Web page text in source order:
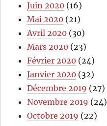
Juin 2020 (16)
Mai 2020 (21)
Avril 2020 (30)
Mars 2020 (23)
Février 2020 (24)
Janvier 2020 (32)
Décembre 2019 (27)
Novembre 2019 (24)
Octobre 2019 (22)